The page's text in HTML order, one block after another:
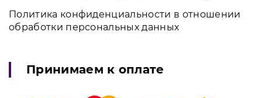
Политика конфиденциальности в отношении
обработки персональных данных
Принимаем к оплате